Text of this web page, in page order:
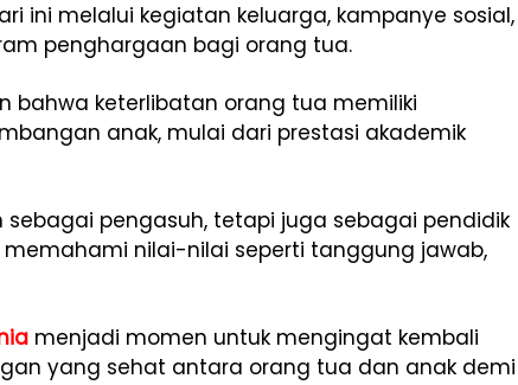
ini melalui kegiatan keluarga, kampanye sosial,
penghargaan bagi orang tua.
bahwa keterlibatan orang tua memiliki
anak, mulai dari prestasi akademik
pengasuh, tetapi juga sebagai pendidik
nilai-nilai seperti tanggung jawab,
menjadi momen untuk mengingat kembali
yang sehat antara orang tua dan anak demi